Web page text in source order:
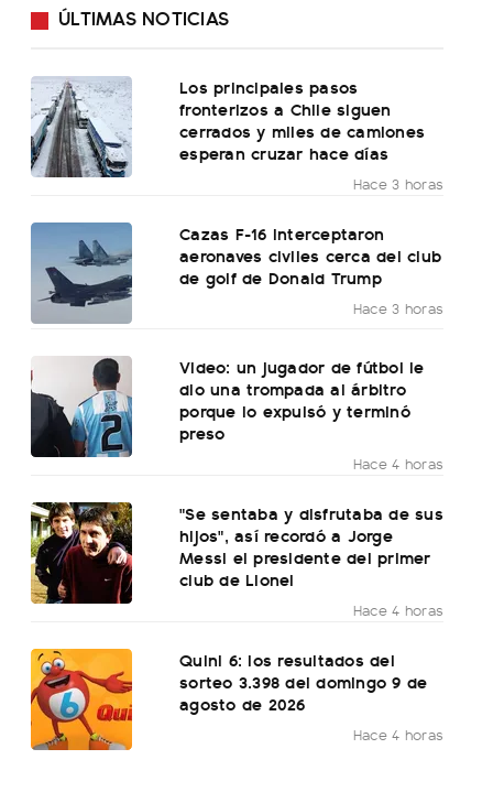
ÚLTIMAS NOTICIAS
Los principales pasos
fronterizos a Chile siguen
cerrados y miles de camiones
esperan cruzar hace días
Hace 3 horas
Cazas F-16 interceptaron
aeronaves civiles cerca del club
de golf de Donald Trump
Hace 3 horas
Video: un jugador de fútbol le
dio una trompada al árbitro
porque lo expulsó y terminó
preso
Hace 4 horas
"Se sentaba y disfrutaba de sus
hijos", así recordó a Jorge
Messi el presidente del primer
club de Lionel
Hace 4 horas
Quini 6: los resultados del
sorteo 3.398 del domingo 9 de
agosto de 2026
Hace 4 horas